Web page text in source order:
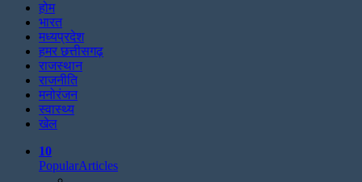
होम
भारत
मध्यप्रदेश
हमर छत्तीसगढ़
राजस्थान
राजनीति
मनोरंजन
स्वास्थ्य
खेल
10
PopularArticles